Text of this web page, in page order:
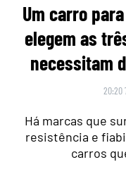
Um carro
elegem as
necessitam
20:20
Há marcas que
resistência e
carros